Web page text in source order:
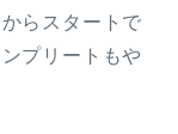
らスタートで
プリートもや